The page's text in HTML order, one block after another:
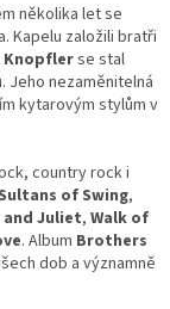
několika let se
Kapelu založili bratři
Knopflerse stal
Jeho nezaměnitelná
kytarovým stylům v
country rock i
of Swing,
and Juliet, Walk of
. Album Brothers
dob a významně